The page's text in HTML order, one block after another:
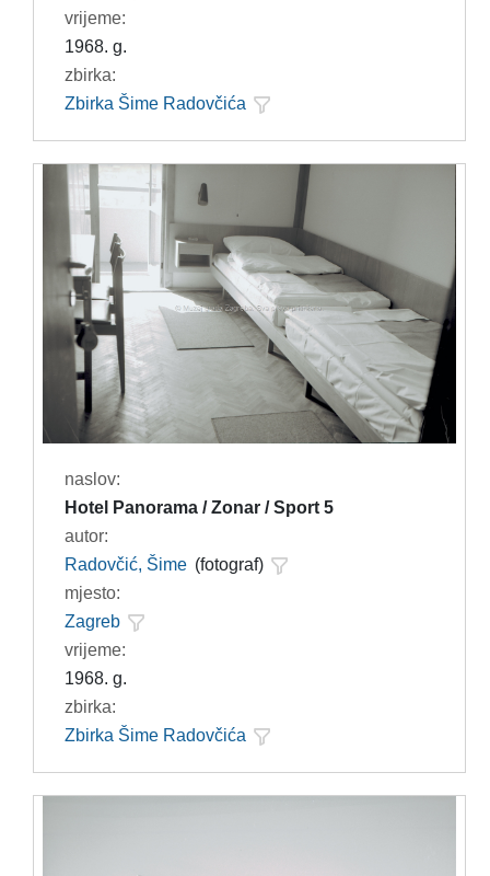
vrijeme:
1968. g.
zbirka:
Zbirka Šime Radovčića
naslov:
Hotel Panorama / Zonar / Sport 5
autor:
Radovčić, Šime (fotograf)
mjesto:
Zagreb
vrijeme:
1968. g.
zbirka:
Zbirka Šime Radovčića